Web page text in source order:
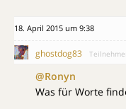
18. April 2015 um 9:38
ghostdog83
@Ronyn
Was für Worte